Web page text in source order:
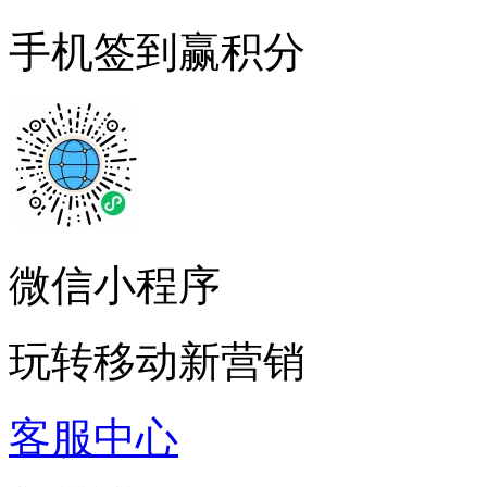
手机签到赢积分
微信小程序
玩转移动新营销
客服中心